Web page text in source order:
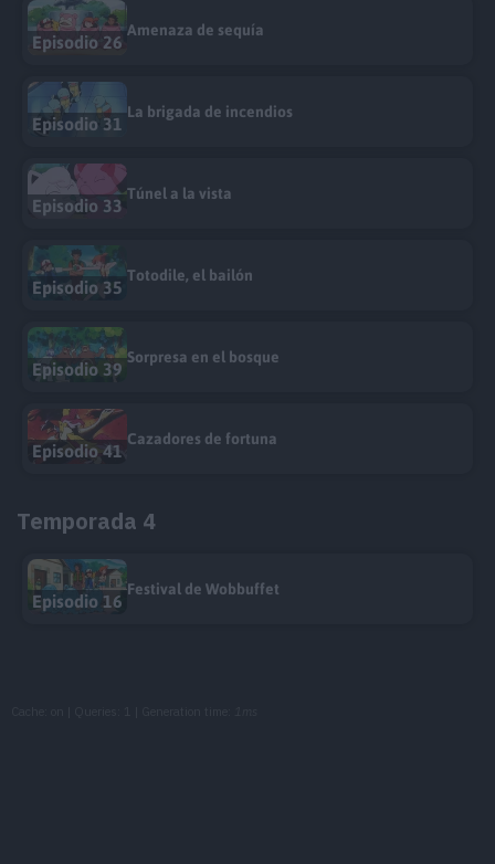
Episodio 26
Amenaza de sequía
Episodio 31
La brigada de incendios
Episodio 33
Túnel a la vista
Episodio 35
Totodile, el bailón
Episodio 39
Sorpresa en el bosque
Episodio 41
Cazadores de fortuna
Temporada 4
Episodio 16
Festival de Wobbuffet